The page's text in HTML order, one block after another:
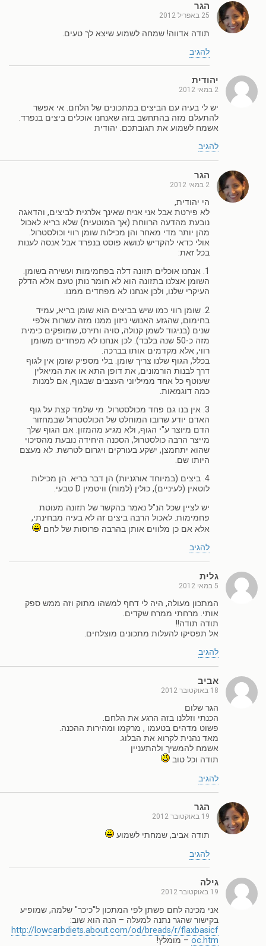
הגר
25 באפריל 2012
תודה אדווה! שמחה לשמוע שיצא לך טעים.
להגיב
יהודית
2 במאי 2012
יש לי בעיה עם הביצים במתכונים של הלחם. אי אפשר
להתעלם מזה בהתחשב בזה שאנחנו אוכלים ביצים בנפרד.
אשמח לשמוע את תגובתכם. יהודית
להגיב
הגר
2 במאי 2012
הי יהודית,
לא פירטת אבל אני אניח שאינך אלרגית לביצים, והדאגה
נובעת מהדעה הרווחת (אך המוטעית) שלא בריא לאכול
מהן יותר מדי מאחר והן מכילות שומן רווי וכולסטרול.
אולי כדאי להקדיש לנושא פוסט בנפרד אבל אנסה לענות
בכל זאת:
1. אנחנו אוכלים תזונה דלה בפחמימות ועשירה בשומן.
השומן אצלנו בתזונה הוא לא חומר נותן טעם אלא הדלק
העיקרי שלנו, ולכן אנחנו לא מפחדים ממנו.
2. שומן רווי כמו שיש בביצים הוא שומן בריא, עמיד
בחימום, שהגזע האנושי ניזון ממנו מזה עשרות אלפי
שנים (בניגוד לשמן קנולה, סויה ותירס, שמופקים כימית
מזה כ-50 שנה בלבד). לכן אנחנו לא מפחדים משומן
רווי, אלא מקדמים אותו בברכה.
בכלל, הגוף שלנו צריך שומן. בלי מספיק שומן אין לגוף
דרך לבנות הורמונים, את דופן התא או את המיאלין
שעוטף כל אחד ממיליוני העצבים שבגוף, אם למנות
כמה דוגמאות.
3. אין בנו גם פחד מכולסטרול. מי שלמד קצת על גוף
האדם יודע שרובו המוחלט של הכולסטרול שבמחזור
הדם מיוצר ע"י הגוף, ולא מגיע מהמזון. אם הגוף שלך
מייצר הרבה כולסטרול, הסכנה היחידה נובעת מהסיכוי
שהוא יתחמצן, ישקע בעורקים ויגרום לטרשת. לא מעצם
היותו שם.
4. ביצים (במיוחד אורגניות) הן דבר בריא. הן מכילות
לוטאין (לעיניים), כולין (למוח) וויטמין D טבעי.
יש לציין שכל הנ"ל נאמר בהקשר של תזונה מעוטת
פחמימות. לאכול הרבה ביצים זה לא בעיה מבחינתי,
אלא אם כן מלווים אותן בהרבה פרוסות של לחם
להגיב
גלית
5 במאי 2012
המתכון מעולה, היה לי דחף למשהו מתוק וזה ממש ספק
אותי. מרחתי ממרח שקדים.
תודה תודה!!
אל תפסיקו להעלות מתכונים מוצלחים.
להגיב
אביב
18 באוקטובר 2012
הגר שלום
הכנתי וזללנו בזה הרגע את הלחם.
פשוט מדהים בטעמו , מרקמו ומהירות ההכנה.
מאד נהנית לקרוא את הבלוג.
אשמח להמשיך ולהתעניין
תודה וכל טוב
להגיב
הגר
19 באוקטובר 2012
תודה אביב, שמחתי לשמוע
להגיב
גילה
19 באוקטובר 2012
אני מכינה לחם פשתן לפי המתכון ל"כיכר" שלמה, שמופיע
בקישור שהגר נתנה למעלה – הנה הוא שוב:
http://lowcarbdiets.about.com/od/breads/r/flaxbasicf
oc.htm – מומלץ!